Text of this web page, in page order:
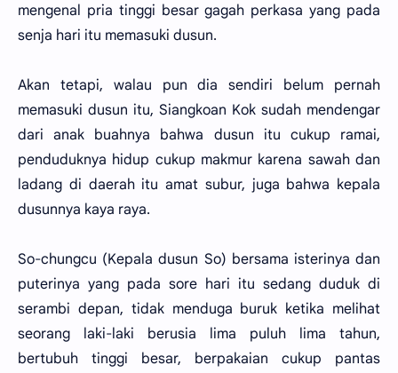
mengenal pria tinggi besar gagah perkasa yang pada
senja hari itu memasuki dusun.
Akan tetapi, walau pun dia sendiri belum pernah
memasuki dusun itu, Siangkoan Kok sudah mendengar
dari anak buahnya bahwa dusun itu cukup ramai,
penduduknya hidup cukup makmur karena sawah dan
ladang di daerah itu amat subur, juga bahwa kepala
dusunnya kaya raya.
So-chungcu (Kepala dusun So) bersama isterinya dan
puterinya yang pada sore hari itu sedang duduk di
serambi depan, tidak menduga buruk ketika melihat
seorang laki-laki berusia lima puluh lima tahun,
bertubuh tinggi besar, berpakaian cukup pantas